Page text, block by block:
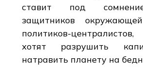
ставит под
защитников
политиков-
хотят разрушить
натравить планету на